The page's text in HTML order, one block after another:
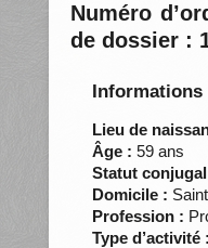
Numéro
de dossier :
Informations
Lieu de
Âge : 59 ans
Statut
Domicile :
Profession :
Type d’activité :